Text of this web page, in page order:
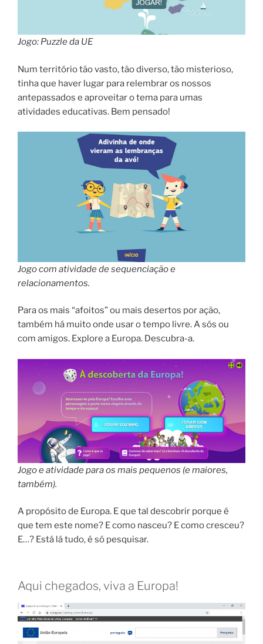
Jogo: Puzzle da UE
Num território tão vasto, tão diverso, tão misterioso,
tinha que haver lugar para relembrar os nossos
antepassados e aproveitar o tema para umas
atividades educativas. Bem pensado!
Jogo com atividade de sequenciação e
relacionamentos.
Para os mais “afoitos” ou mais desertos por ação,
também há muito onde usar o tempo livre. A sós ou
com amigos. Explore a Europa. Descubra-a.
Jogo e atividade para os mais pequenos (e maiores,
também).
A propósito de Europa. E que tal descobrir porque é
que tem este nome? E como nasceu? E como cresceu?
E…? Está lá tudo, é só pesquisar.
Aqui chegados, viva a Europa!